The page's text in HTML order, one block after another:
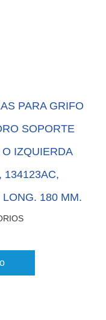
PARA GRIFO
SOPORTE
IZQUIERDA
134123AC,
180 MM.